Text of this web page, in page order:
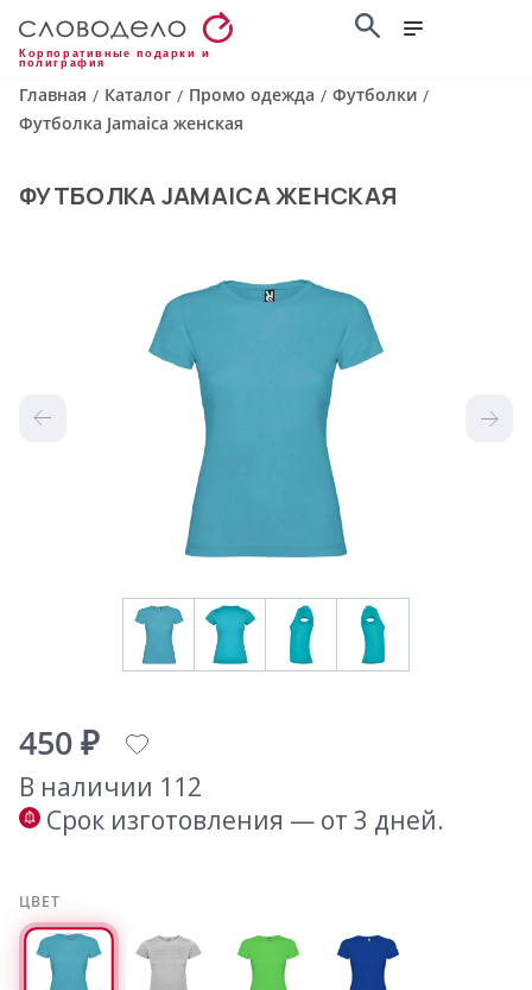
Корпоративные подарки и
полиграфия
Главная / Каталог / Промо одежда / Футболки /
Футболка Jamaica женская
ФУТБОЛКА JAMAICA ЖЕНСКАЯ
450 ₽
В наличии 112
Срок изготовления — от 3 дней.
ЦВЕТ